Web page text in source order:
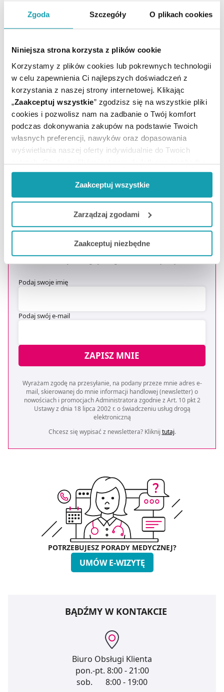
Zgoda Szczegóły O plikach cookies
Niniejsza strona korzysta z plików cookie
Korzystamy z plików cookies lub pokrewnych technologii
w celu zapewnienia Ci najlepszych doświadczeń z
korzystania z naszej strony internetowej. Klikając
„Zaakceptuj wszystkie” zgodzisz się na wszystkie pliki
cookies i pozwolisz nam na zadbanie o Twój komfort
podczas dokonywania zakupów na podstawie Twoich
własnych preferencji, nawyków oraz dopasowania
wyświetlania naszej oferty indywidualnie do Twoich
potrzeb. Część z plików jest nam dodatkowo niezbędna
do prawidłowego działania Portalu oraz jego
funkcjonalności. W zależności od funkcji, dane o tym jak
korzystasz z naszej witryny będą również przekazywane
do naszych Partnerów marketingowych i analitycznych.
Jeżeli chcesz dostosować swoją zgodę i wybrać tylko
niektóre dodatkowe funkcje, z którymi wiąże się
zbieranie danych o Twojej aktywności dokonaj
zgodami”.
będzie oznaczało, że nie wyrażasz zgody na
z brakiem dostępu do wszystkich funkcjonalności
Strony.
Zaakceptuj wszystkie
Zarządzaj zgodami
Zaakceptuj niezbędne
ARTYKUŁY
Zapisz się do newslettera
OTRZYMAJ KOD NA DARMOWĄ
DOSTAWĘ*
Podaj swoje imię
Podaj swój e-mail
ZAPISZ MNIE
Wyrażam zgodę na przesyłanie, na podany przeze mnie adres e-
mail, skierowanej do mnie informacji handlowej (newsletter) o
nowościach i promocjach Administratora zgodnie z Art. 10 pkt 2
Ustawy z dnia 18 lipca 2002 r. o świadczeniu usług drogą
elektroniczną
Chcesz się wypisać z newslettera? Kliknij tutaj.
POTRZEBUJESZ PORADY MEDYCZNEJ?
UMÓW E-WIZYTĘ
BĄDŹMY W KONTAKCIE
Biuro Obsługi Klienta
pon.-pt. 8:00 - 21:00
sob.
8:00 - 19:00